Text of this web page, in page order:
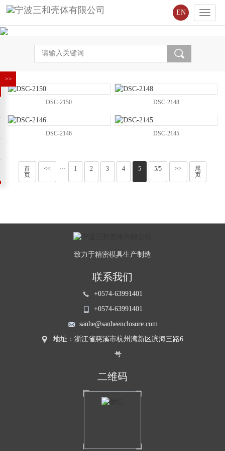
EN
Toggle
DSC-2150 DSC-2148
DSC-2146 DSC-2145
首
页
<< ··· 1 2 3 4 5 5/5 >>
尾
页
致力于精密模具生产制造
联系我们
+0574-63991401
+0574-63991401
sanhe@sanheenclosure.com
地址：浙江省慈溪市杭州湾新区滨海三路6
号
二维码